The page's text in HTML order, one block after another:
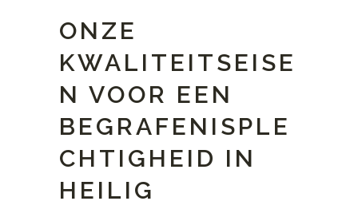
ONZE
KWALITEITSEISE
N VOOR EEN
BEGRAFENISPLE
CHTIGHEID IN
HEILIG